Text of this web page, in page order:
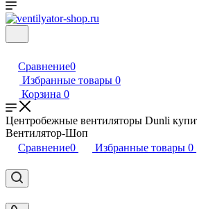
Сравнение0
Избранные товары 0
Корзина 0
Центробежные вентиляторы Dunli
Вентилятор-Шоп
Сравнение0 Избранные товары 0